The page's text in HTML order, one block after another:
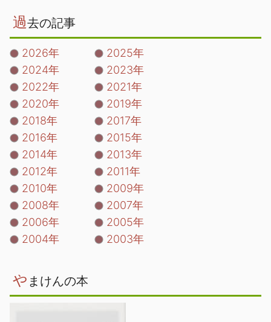
過去の記事
2026年
2025年
2024年
2023年
2022年
2021年
2020年
2019年
2018年
2017年
2016年
2015年
2014年
2013年
2012年
2011年
2010年
2009年
2008年
2007年
2006年
2005年
2004年
2003年
や まけんの本